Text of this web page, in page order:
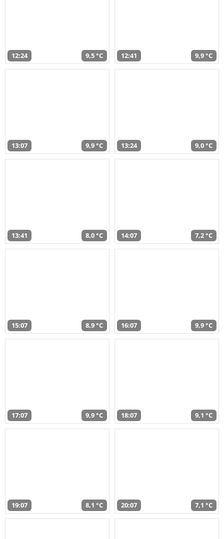
12:24 9,5 °C 12:41 9,9 °C
13:07 9,9 °C 13:24 9,0 °C
13:41 8,0 °C 14:07 7,2 °C
15:07 8,9 °C 16:07 9,9 °C
17:07 9,9 °C 18:07 9,1 °C
19:07 8,1 °C 20:07 7,1 °C